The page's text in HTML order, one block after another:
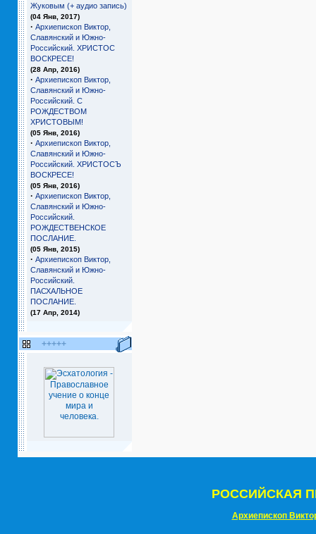
Жуковым (+ аудио запись)
(04 Янв, 2017)
· Архиепископ Виктор,
Славянский и Южно-
Российский. ХРИСТОС
ВОСКРЕСЕ!
(28 Апр, 2016)
· Архиепископ Виктор,
Славянский и Южно-
Российский. С
РОЖДЕСТВОМ
ХРИСТОВЫМ!
(05 Янв, 2016)
· Архиепископ Виктор,
Славянский и Южно-
Российский. ХРИСТОСЪ
ВОСКРЕСЕ!
(05 Янв, 2016)
· Архиепископ Виктор,
Славянский и Южно-
Российский.
РОЖДЕСТВЕНСКОЕ
ПОСЛАНИЕ.
(05 Янв, 2015)
· Архиепископ Виктор,
Славянский и Южно-
Российский.
ПАСХАЛЬНОЕ
ПОСЛАНИЕ.
(17 Апр, 2014)
+++++
РОССИЙСКАЯ
Архиепископ